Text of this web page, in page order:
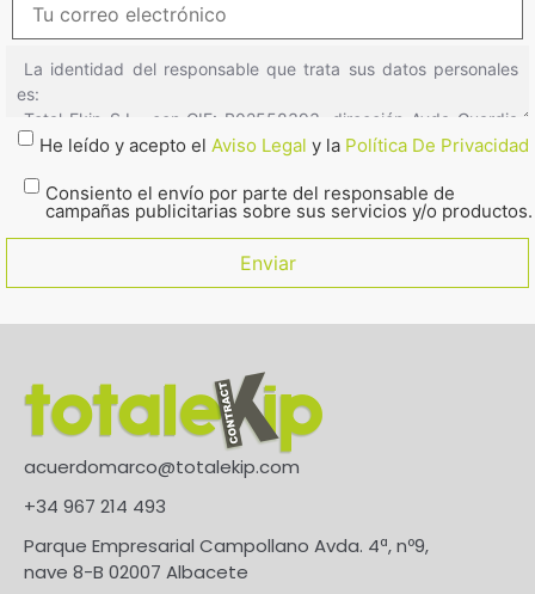
He leído y acepto el Aviso Legal y la Política De Privacidad
Consiento el envío por parte del responsable de
campañas publicitarias sobre sus servicios y/o productos.
acuerdomarco@totalekip.com
+34 967 214 493
Parque Empresarial Campollano Avda. 4ª, nº9,
nave 8-B 02007 Albacete